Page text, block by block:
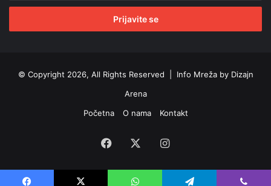
adresu
© Copyright 2026, All Rights Reserved | Info Mreža by Dizajn
Arena
Početna
O nama Kontakt
Facebook Instagram